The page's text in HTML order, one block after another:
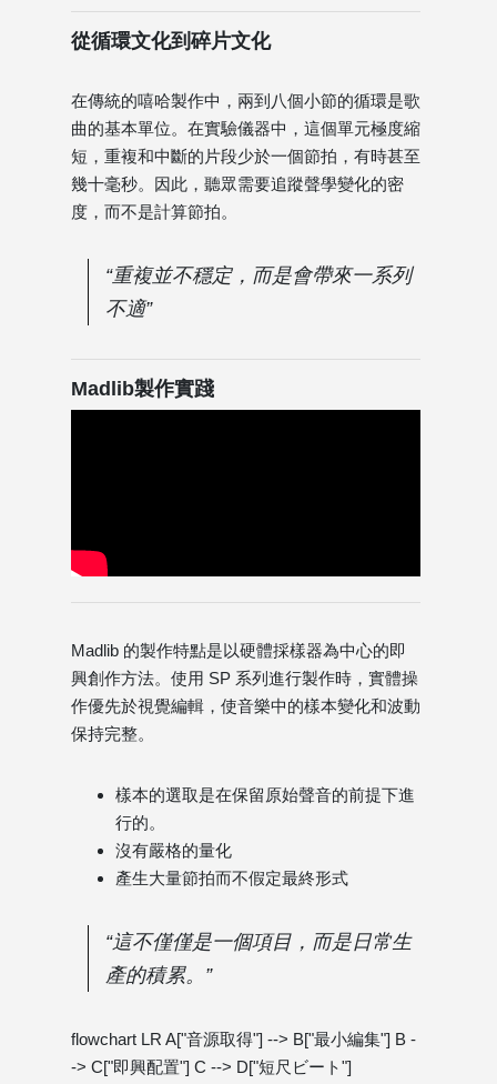
從循環文化到碎片文化
在傳統的嘻哈製作中，兩到八個小節的循環是歌
曲的基本單位。在實驗儀器中，這個單元極度縮
短，重複和中斷的片段少於一個節拍，有時甚至
幾十毫秒。因此，聽眾需要追蹤聲學變化的密
度，而不是計算節拍。
“重複並不穩定，而是會帶來一系列
不適”
Madlib製作實踐
Madlib 的製作特點是以硬體採樣器為中心的即
興創作方法。使用 SP 系列進行製作時，實體操
作優先於視覺編輯，使音樂中的樣本變化和波動
保持完整。
樣本的選取是在保留原始聲音的前提下進
行的。
沒有嚴格的量化
產生大量節拍而不假定最終形式
“這不僅僅是一個項目，而是日常生
產的積累。”
flowchart LR A["音源取得"] --> B["最小編集"] B -
-> C["即興配置"] C --> D["短尺ビート"]